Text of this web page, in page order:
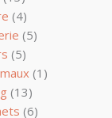
(4)
(5)
(5)
(1)
(13)
(6)